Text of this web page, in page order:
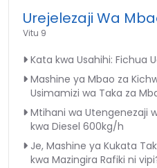
Urejelezaji Wa
Vitu 9
Kata kwa Usahihi: Fichua
Mashine ya Mbao za
Usimamizi wa Taka za
Mtihani wa Utengenezaji
kwa Diesel 600kg/h
Je, Mashine ya Kukata
kwa Mazingira Rafiki ni